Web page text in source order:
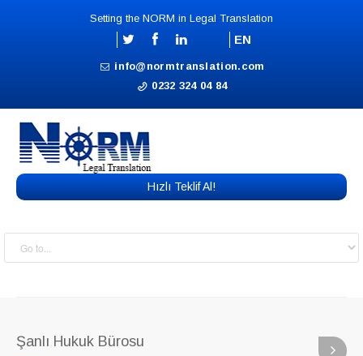
Setting the NORM in Legal Translation
EN
info@normtranslation.com
0232 324 04 84
Hızlı Teklif Al!
Şanlı Hukuk Bürosu